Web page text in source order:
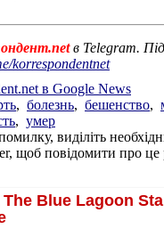
в Telegram.
korrespondentnet
в Google News
, болезнь, бешенство,
, умер
виділіть
щоб повідомити про це